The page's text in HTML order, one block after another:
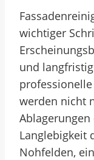
wichtiger
und
professionelle
werden nicht
Langlebigkeit
Nohfelden,